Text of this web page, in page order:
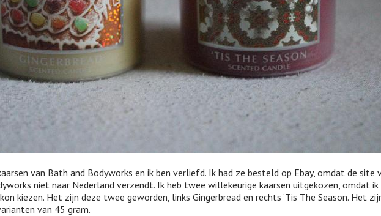
van Bath and Bodyworks en ik ben verliefd. Ik had ze besteld op Ebay, omdat de site
niet naar Nederland verzendt. Ik heb twee willekeurige kaarsen uitgekozen, omdat ik
kiezen. Het zijn deze twee geworden, links Gingerbread en rechts ‘Tis The Season. Het
van 45 gram.